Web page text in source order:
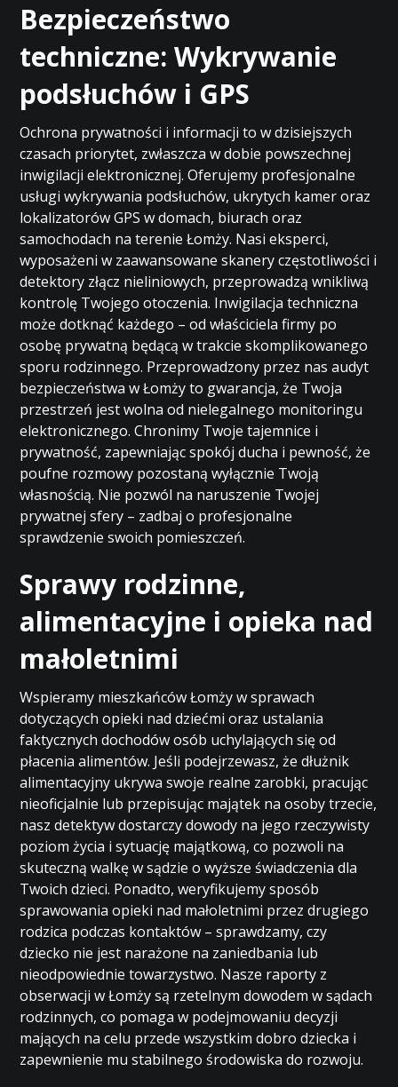
Bezpieczeństwo
techniczne: Wykrywanie
podsłuchów i GPS
Ochrona prywatności i informacji to w dzisiejszych
czasach priorytet, zwłaszcza w dobie powszechnej
inwigilacji elektronicznej. Oferujemy profesjonalne
usługi wykrywania podsłuchów, ukrytych kamer oraz
lokalizatorów GPS w domach, biurach oraz
samochodach na terenie Łomży. Nasi eksperci,
wyposażeni w zaawansowane skanery częstotliwości i
detektory złącz nieliniowych, przeprowadzą wnikliwą
kontrolę Twojego otoczenia. Inwigilacja techniczna
może dotknąć każdego – od właściciela firmy po
osobę prywatną będącą w trakcie skomplikowanego
sporu rodzinnego. Przeprowadzony przez nas audyt
bezpieczeństwa w Łomży to gwarancja, że Twoja
przestrzeń jest wolna od nielegalnego monitoringu
elektronicznego. Chronimy Twoje tajemnice i
prywatność, zapewniając spokój ducha i pewność, że
poufne rozmowy pozostaną wyłącznie Twoją
własnością. Nie pozwól na naruszenie Twojej
prywatnej sfery – zadbaj o profesjonalne
sprawdzenie swoich pomieszczeń.
Sprawy rodzinne,
alimentacyjne i opieka nad
małoletnimi
Wspieramy mieszkańców Łomży w sprawach
dotyczących opieki nad dziećmi oraz ustalania
faktycznych dochodów osób uchylających się od
płacenia alimentów. Jeśli podejrzewasz, że dłużnik
alimentacyjny ukrywa swoje realne zarobki, pracując
nieoficjalnie lub przepisując majątek na osoby trzecie,
nasz detektyw dostarczy dowody na jego rzeczywisty
poziom życia i sytuację majątkową, co pozwoli na
skuteczną walkę w sądzie o wyższe świadczenia dla
Twoich dzieci. Ponadto, weryfikujemy sposób
sprawowania opieki nad małoletnimi przez drugiego
rodzica podczas kontaktów – sprawdzamy, czy
dziecko nie jest narażone na zaniedbania lub
nieodpowiednie towarzystwo. Nasze raporty z
obserwacji w Łomży są rzetelnym dowodem w sądach
rodzinnych, co pomaga w podejmowaniu decyzji
mających na celu przede wszystkim dobro dziecka i
zapewnienie mu stabilnego środowiska do rozwoju.